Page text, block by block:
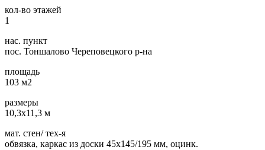
кол-во этажей
1
нас. пункт
пос. Тоншалово Череповецкого р-на
площадь
103 м2
размеры
10,3х11,3 м
мат. стен/ тех-я
обвязка, каркас из доски 45х145/195 мм, оцинк.